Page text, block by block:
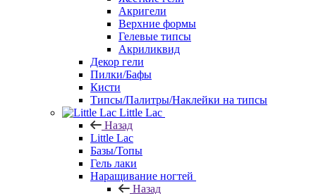
Акригели
Верхние формы
Гелевые типсы
Акриликвид
Декор гели
Пилки/Бафы
Кисти
Типсы/Палитры/Наклейки на типсы
Little Lac
Назад
Little Lac
Базы/Топы
Гель лаки
Наращивание ногтей
Назад